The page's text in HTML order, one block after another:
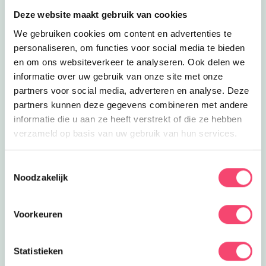
Deze website maakt gebruik van cookies
We gebruiken cookies om content en advertenties te
personaliseren, om functies voor social media te bieden
en om ons websiteverkeer te analyseren. Ook delen we
informatie over uw gebruik van onze site met onze
partners voor social media, adverteren en analyse. Deze
partners kunnen deze gegevens combineren met andere
informatie die u aan ze heeft verstrekt of die ze hebben
verzameld op basis van uw gebruik van hun services.
Noodzakelijk
Voorkeuren
Statistieken
4.1 km
RSVG Zuid-Limburg
Paardrijden met een beperking? Dat
kan bij Rijden Specifiek Voor
Gehandicapten!
4.2 km
Clubjes
Keyboard, Piano, Accordeon
Leer spelen op een keyboard, piano of
op een accordeon bij de muzieklessen
Lees meer Keyboard, Piano, Accordeon
Feestjes
Het lekkerste chocolade kinderfeestje
Wandelen, fietsen, spelen, eten en
drinken, maar vooral genieten van de
Lees meer Schutterspark
Sluiten
Doe mee en maak kans op één van de 5